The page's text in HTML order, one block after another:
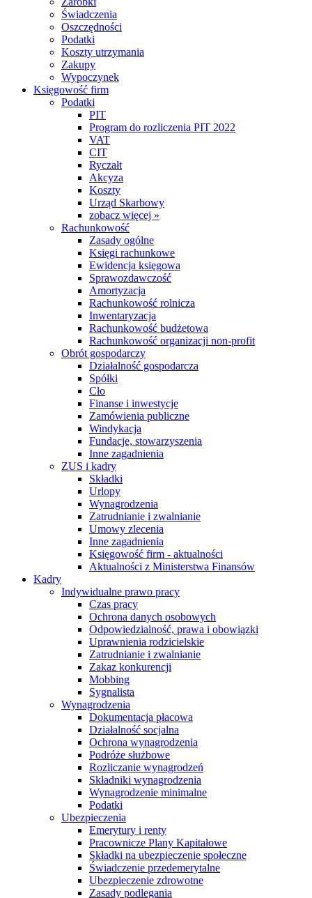
Świadczenia
Oszczędności
Podatki
Koszty utrzymania
Zakupy
Wypoczynek
Księgowość firm
Podatki
PIT
Program do rozliczenia PIT 2022
VAT
CIT
Ryczałt
Akcyza
Koszty
Urząd Skarbowy
zobacz więcej »
Rachunkowość
Zasady ogólne
Księgi rachunkowe
Ewidencja księgowa
Sprawozdawczość
Amortyzacja
Rachunkowość rolnicza
Inwentaryzacja
Rachunkowość budżetowa
Rachunkowość organizacji non-profit
Obrót gospodarczy
Działalność gospodarcza
Spółki
Cło
Finanse i inwestycje
Zamówienia publiczne
Windykacja
Fundacje, stowarzyszenia
Inne zagadnienia
ZUS i kadry
Składki
Urlopy
Wynagrodzenia
Zatrudnianie i zwalnianie
Umowy zlecenia
Inne zagadnienia
Księgowość firm - aktualności
Aktualności z Ministerstwa Finansów
Kadry
Indywidualne prawo pracy
Czas pracy
Ochrona danych osobowych
Odpowiedzialność, prawa i obowiązki
Uprawnienia rodzicielskie
Zatrudnianie i zwalnianie
Zakaz konkurencji
Mobbing
Sygnalista
Wynagrodzenia
Dokumentacja płacowa
Działalność socjalna
Ochrona wynagrodzenia
Podróże służbowe
Rozliczanie wynagrodzeń
Składniki wynagrodzenia
Wynagrodzenie minimalne
Podatki
Ubezpieczenia
Emerytury i renty
Pracownicze Plany Kapitałowe
Składki na ubezpieczenie społeczne
Świadczenie przedemerytalne
Ubezpieczenie zdrowotne
Zasady podlegania